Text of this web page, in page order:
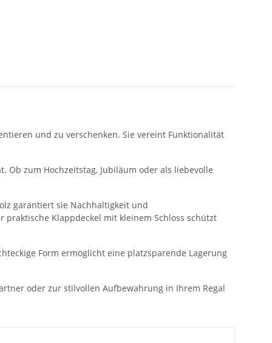
und zu verschenken. Sie vereint Funktionalität
Ob zum Hochzeitstag, Jubiläum oder als liebevolle
garantiert sie Nachhaltigkeit und
Klappdeckel mit kleinem Schloss schützt
Form ermöglicht eine platzsparende Lagerung
oder zur stilvollen Aufbewahrung in Ihrem Regal